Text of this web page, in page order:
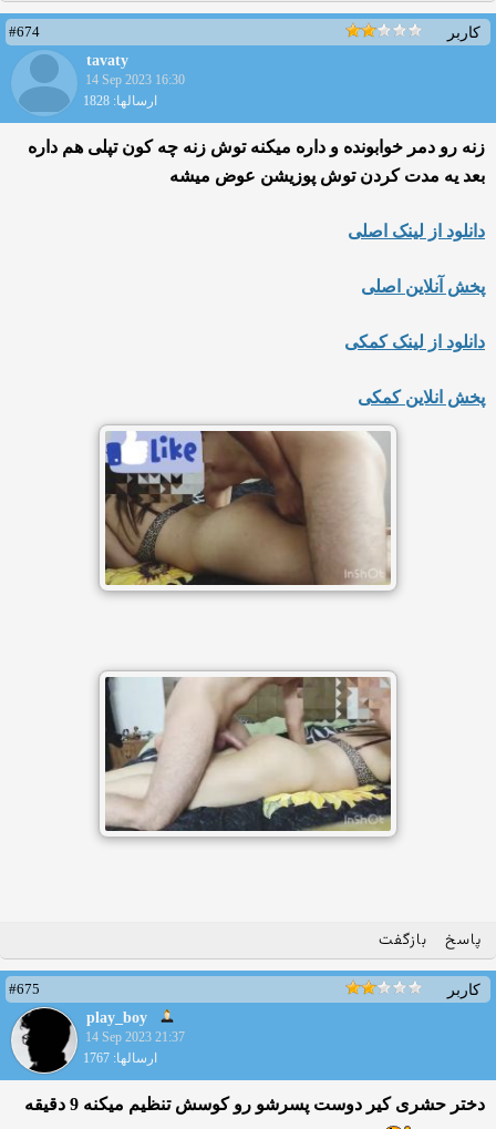
کاربر
#674
tavaty
14 Sep 2023 16:30
ارسالها: 1828
زنه رو دمر خوابونده و داره میکنه توش زنه چه کون تپلی هم داره
بعد یه مدت کردن توش پوزیشن عوض میشه
دانلود از لینک اصلی
پخش آنلاین اصلی
دانلود از لینک کمکی
پخش انلاین کمکی
پاسخ بازگفت
کاربر
#675
play_boy
14 Sep 2023 21:37
ارسالها: 1767
دختر حشری کیر دوست پسرشو رو کوسش تنظیم میکنه 9 دقیقه